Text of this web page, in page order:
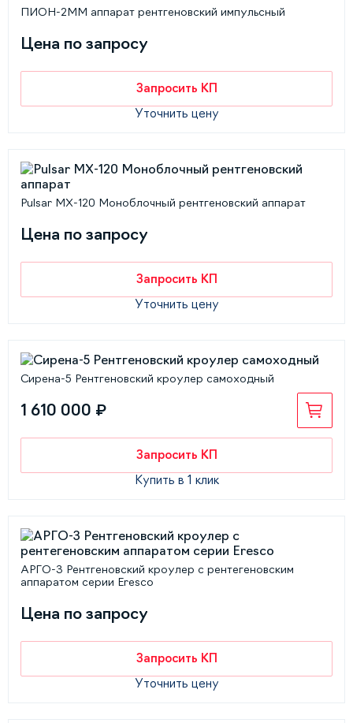
ПИОН-2ММ аппарат рентгеновский импульсный
Цена по запросу
Запросить КП
Уточнить цену
Pulsar MX-120 Моноблочный рентгеновский аппарат
Цена по запросу
Запросить КП
Уточнить цену
Сирена-5 Рентгеновский кроулер самоходный
1 610 000 ₽
Запросить КП
Купить в 1 клик
АРГО-3 Рентгеновский кроулер с рентегеновским
аппаратом серии Eresco
Цена по запросу
Запросить КП
Уточнить цену